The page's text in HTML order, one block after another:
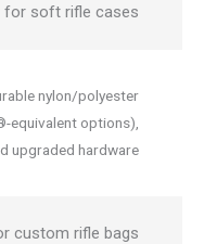
soft rifle cases?
nylon/polyester
equivalent options),
upgraded hardware.
custom rifle bags?